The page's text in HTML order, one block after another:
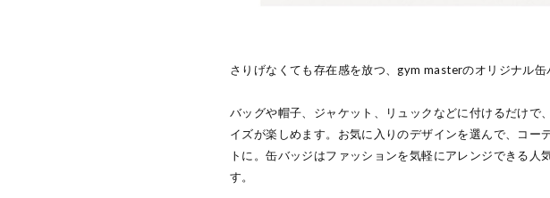
さりげなくても存在感を放つ、gym masterのオリジナル缶
バッグや帽子、ジャケット、リュックなどに付けるだけで
イズが楽しめます。お気に入りのデザインを選んで、コー
トに。缶バッジはファッションを気軽にアレンジできる人
す。